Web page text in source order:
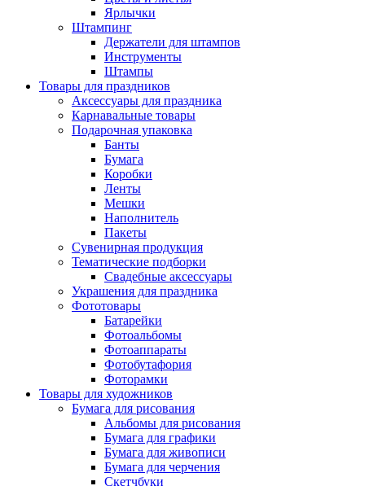
Ярлычки
Штампинг
Держатели для штампов
Инструменты
Штампы
Товары для праздников
Аксессуары для праздника
Карнавальные товары
Подарочная упаковка
Банты
Бумага
Коробки
Ленты
Мешки
Наполнитель
Пакеты
Сувенирная продукция
Тематические подборки
Свадебные аксессуары
Украшения для праздника
Фототовары
Батарейки
Фотоальбомы
Фотоаппараты
Фотобутафория
Фоторамки
Товары для художников
Бумага для рисования
Альбомы для рисования
Бумага для графики
Бумага для живописи
Бумага для черчения
Скетчбуки